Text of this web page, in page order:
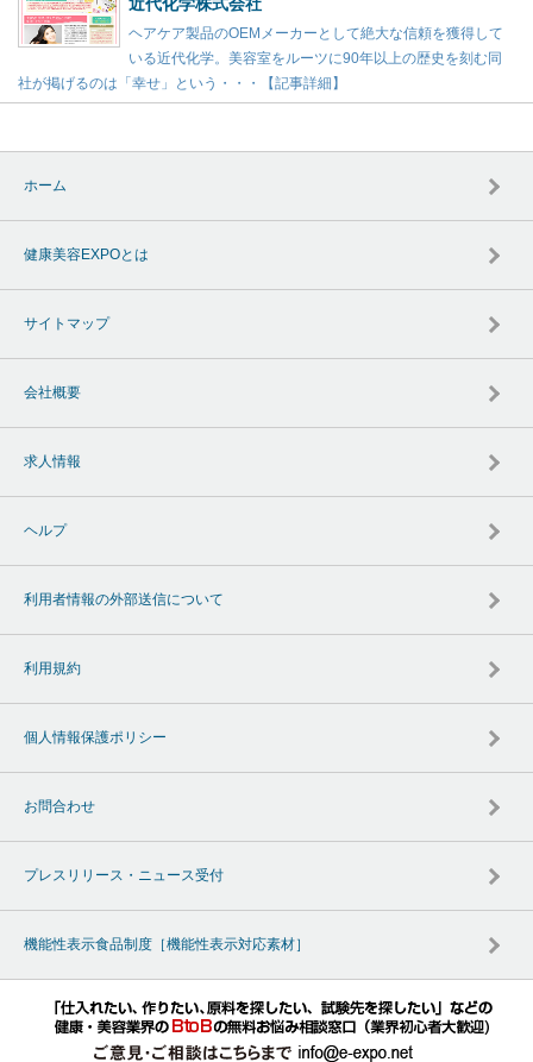
ヘアケア製品のOEMメーカーとして絶大な信頼を獲得して
いる近代化学。美容室をルーツに90年以上の歴史を刻む同
社が掲げるのは「幸せ」という・・・【記事詳細】
ホーム
健康美容EXPOとは
サイトマップ
会社概要
求人情報
ヘルプ
利用者情報の外部送信について
利用規約
個人情報保護ポリシー
お問合わせ
プレスリリース・ニュース受付
機能性表示食品制度［機能性表示対応素材］